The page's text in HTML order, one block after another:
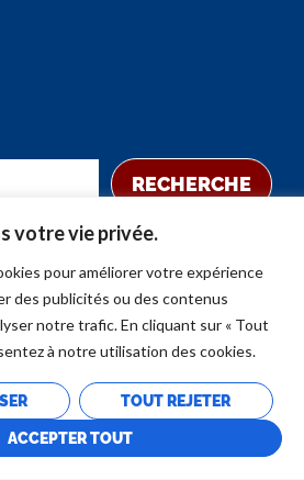
votre vie privée.
pour améliorer votre expérience
des publicités ou des contenus
notre trafic. En cliquant sur « Tout
à notre utilisation des cookies.
TOUT REJETER
ACCEPTER TOUT
RECHERCHE